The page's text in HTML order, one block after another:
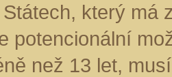
který má
potencionální
než 13 let,